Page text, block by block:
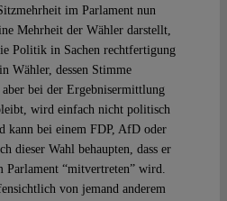
im Parlament nun
Mehrheit der Wähler darstellt,
Politik in Sachen rechtfertigung
Wähler, dessen Stimme
aber bei der Ergebnisermittlung
wird einfach nicht politisch
kann bei einem FDP, AfD oder
dieser Wahl behaupten, dass er
Parlament “mitvertreten” wird.
von jemand anderem